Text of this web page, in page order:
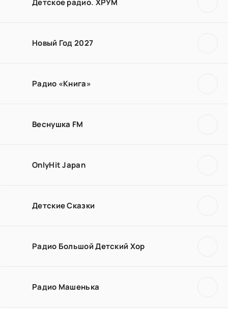
Новый Год 2027
Радио «Книга»
Веснушка FM
OnlyHit Japan
Детские Сказки
Радио Большой Детский Хор
Радио Машенька